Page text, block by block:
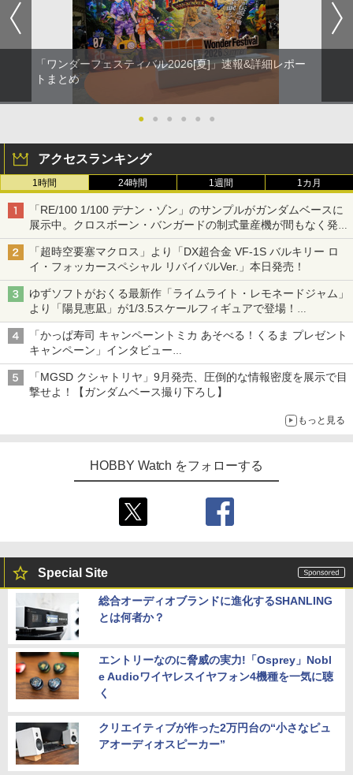
「ワンダーフェスティバル2026[夏]」速報&詳細レポー
トまとめ
● ● ● ● ● ●
アクセスランキング
1時間 24時間 1週間 1カ月
「RE/100 1/100 デナン・ゾン」のサンプルがガンダムベースに
展示中。クロスボーン・バンガードの制式量産機が間もなく発送
【ガンダムベース撮り下ろし】
「超時空要塞マクロス」より「DX超合金 VF-1S バルキリー ロ
イ・フォッカースペシャル リバイバルVer.」本日発売！
ゆずソフトがおくる最新作「ライムライト・レモネードジャム」
より「陽見恵凪」が1/3.5スケールフィギュアで登場！
メガネ姿も表現できるオプションパーツが付属
「かっぱ寿司 キャンペーントミカ あそべる！くるま プレゼント
キャンペーン」インタビュー
子どもが楽しめるかっぱ寿司ならではの体験とコラボの楽しさを
追求
「MGSD クシャトリヤ」9月発売、圧倒的な情報密度を展示で目
撃せよ！【ガンダムベース撮り下ろし】
もっと見る
HOBBY Watch をフォローする
Special Site
総合オーディオブランドに進化するSHANLING
とは何者か？
エントリーなのに脅威の実力!「Osprey」Nobl
e Audioワイヤレスイヤフォン4機種を一気に聴
く
クリエイティブが作った2万円台の“小さなピュ
アオーディオスピーカー”